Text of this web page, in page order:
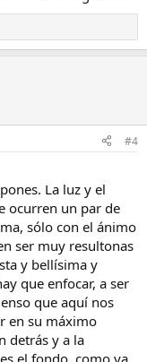
#4
La luz y el
ocurren un par de
sólo con el ánimo
ser muy resultonas
y bellísima y
que enfocar, a ser
que aquí nos
en su máximo
detrás y a la
el fondo, como ya